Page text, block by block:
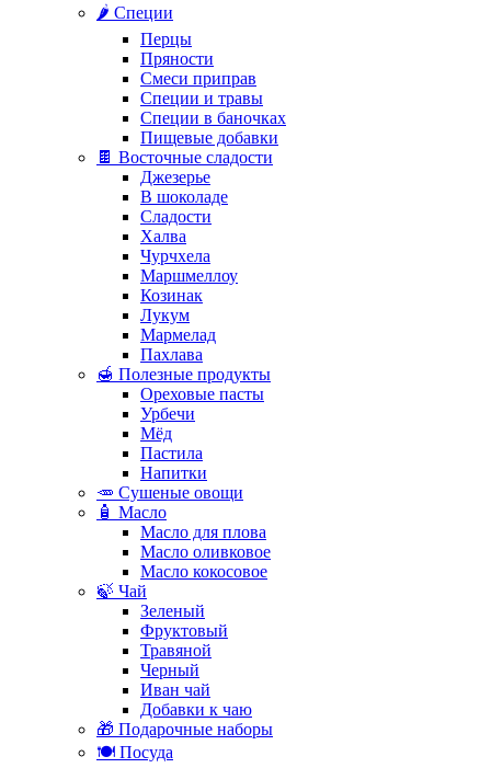
🌶️ Специи
Перцы
Пряности
Смеси приправ
Специи и травы
Специи в баночках
Пищевые добавки
🍫 Восточные сладости
Джезерье
В шоколаде
Сладости
Халва
Чурчхела
Маршмеллоу
Козинак
Лукум
Мармелад
Пахлава
🍯 Полезные продукты
Ореховые пасты
Урбечи
Мёд
Пастила
Напитки
🥕 Сушеные овощи
🧴 Масло
Масло для плова
Масло оливковое
Масло кокосовое
🍃 Чай
Зеленый
Фруктовый
Травяной
Черный
Иван чай
Добавки к чаю
🎁 Подарочные наборы
🍽️ Посуда